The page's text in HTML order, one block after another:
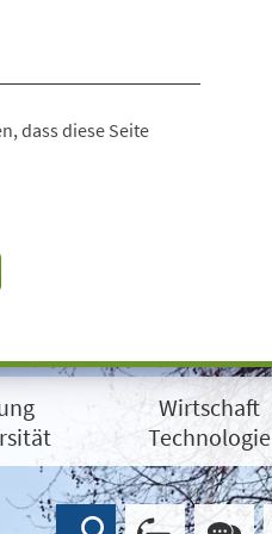
dass diese Seite
Wirtschaft
Technologie